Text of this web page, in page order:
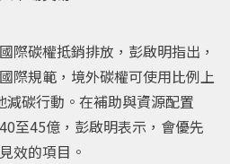
際碳權抵銷排放，彭啟明指出，
際規範，境外碳權可使用比例上
減碳行動。在補助與資源配置
至45億，彭啟明表示，會優先
效的項目。